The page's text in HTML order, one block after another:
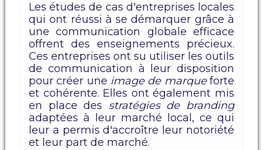
Les études de cas d'entreprises locales
qui ont réussi à se démarquer grâce à
une communication globale efficace
offrent des enseignements précieux.
Ces entreprises ont su utiliser les outils
de communication à leur disposition
pour créer une image de marqueforte
et cohérente. Elles ont également mis
en place des stratégies de branding
adaptées à leur marché local, ce qui
leur a permis d'accroître leur notoriété
et leur part de marché.